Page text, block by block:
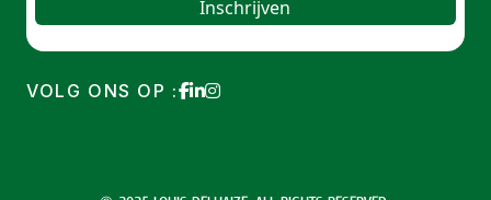
VOLG ONS OP :